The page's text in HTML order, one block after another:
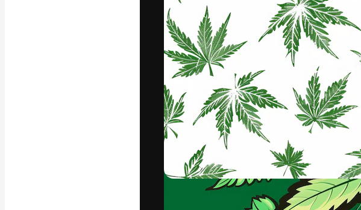
日本語
Copyright © 2010-2026 Freepik Company